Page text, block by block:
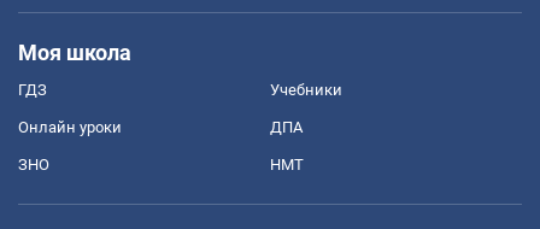
Моя школа
ГДЗ Учебники
Онлайн уроки ДПА
ЗНО НМТ